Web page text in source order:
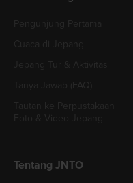
Tentang JNTO